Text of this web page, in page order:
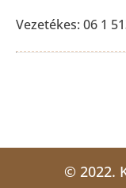
Vezetékes: 06 1
© 2022.